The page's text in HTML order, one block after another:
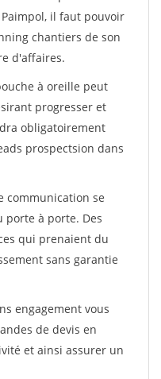
il faut pouvoir
chantiers de son
d'affaires.
à oreille peut
progresser et
obligatoirement
prospectsion dans
communication se
porte à porte. Des
qui prenaient du
sans garantie
engagement vous
de devis en
et ainsi assurer un